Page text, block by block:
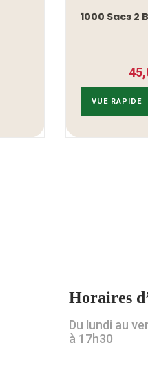
1000 Sacs 2
VUE RAPIDE
Horaires
Du lundi au
à 17h30